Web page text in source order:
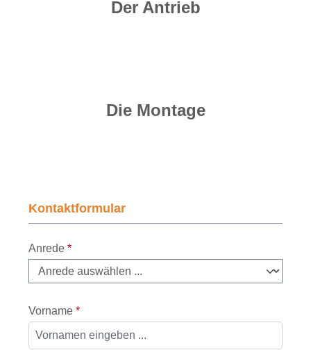
Der Antrieb
Die Montage
Kontaktformular
Anrede *
Vorname *